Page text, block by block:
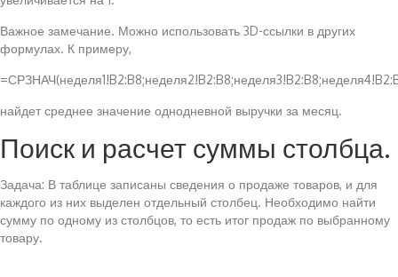
Важное замечание. Можно использовать 3D-ссылки в других
формулах. К примеру,
найдет среднее значение однодневной выручки за месяц.
Поиск и расчет суммы столбца.
Задача: В таблице записаны сведения о продаже товаров, и для
каждого из них выделен отдельный столбец. Необходимо найти
сумму по одному из столбцов, то есть итог продаж по выбранному
товару.